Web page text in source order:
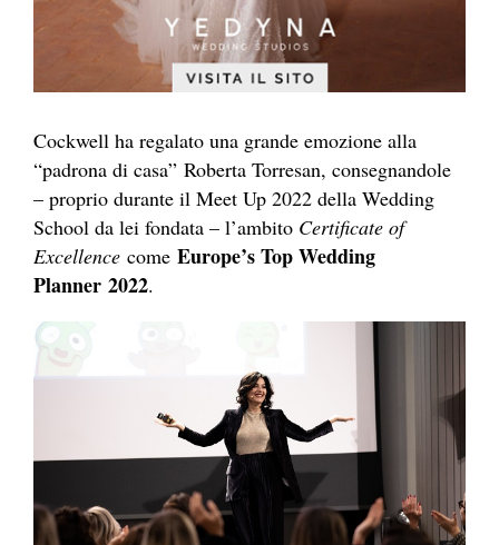
Cockwell ha regalato una grande emozione alla
“padrona di casa” Roberta Torresan, consegnandole
– proprio durante il Meet Up 2022 della Wedding
School da lei fondata – l’ambito Certificate of
Excellence come Europe’s Top Wedding
Planner 2022.